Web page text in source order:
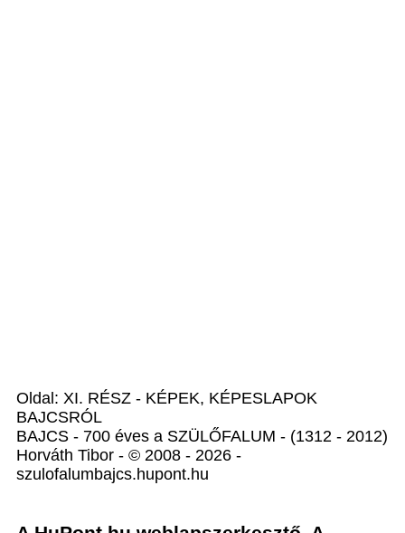
Oldal: XI. RÉSZ - KÉPEK, KÉPESLAPOK
BAJCSRÓL
BAJCS - 700 éves a SZÜLŐFALUM - (1312 - 2012)
Horváth Tibor - © 2008 - 2026 -
szulofalumbajcs.hupont.hu